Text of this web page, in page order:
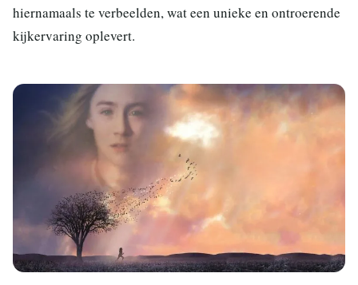
hiernamaals te verbeelden, wat een unieke en ontroerende
kijkervaring oplevert.